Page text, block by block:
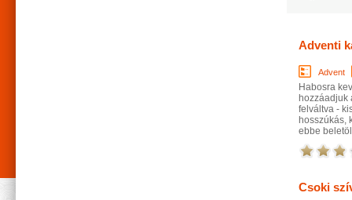
Adventi
Advent
Habosra
hozzáadjuk
felváltva -
hosszúkás,
ebbe
Csoki